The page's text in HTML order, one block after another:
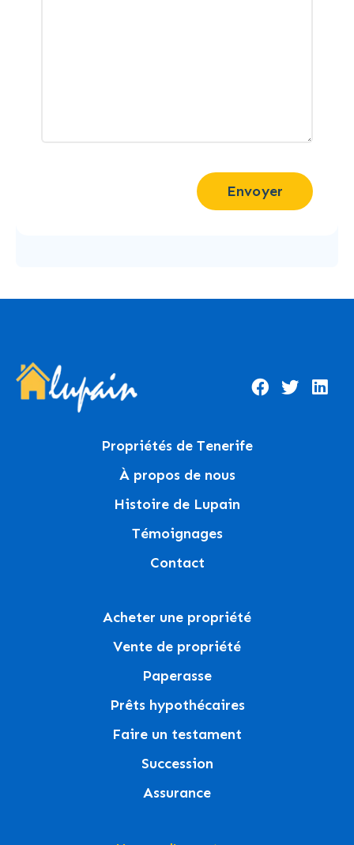
Envoyer
Propriétés de Tenerife
À propos de nous
Histoire de Lupain
Témoignages
Contact
Acheter une propriété
Vente de propriété
Paperasse
Prêts hypothécaires
Faire un testament
Succession
Assurance